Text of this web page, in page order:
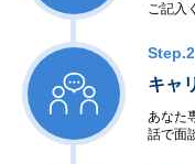
ご記入
Step.2
キャ
あなた
話で面